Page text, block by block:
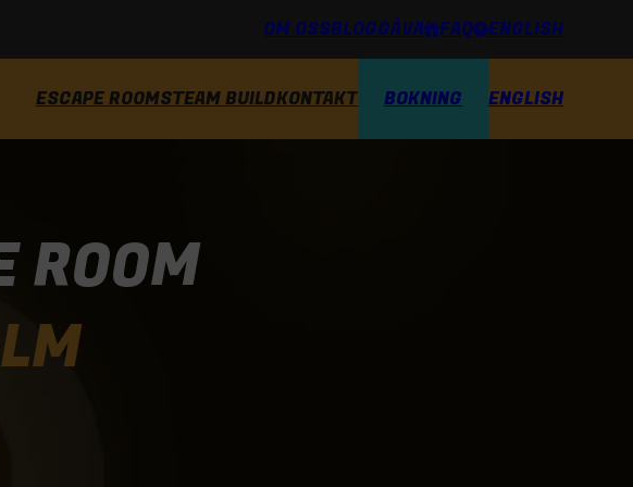
OM OSSBLOGGÅVA FAQ ENGLISH
ESCAPE ROOMSTEAM BUILDKONTAKT BOKNING ENGLISH
ROOM